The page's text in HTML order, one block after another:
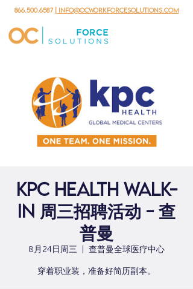
866.500.6587 | info@ocworkforcesolutions.com
KPC Health Walk-
in 周三招聘活动 - 查
普曼
8月24日周三 查普曼全球医疗中心
穿着职业装，准备好简历副本。